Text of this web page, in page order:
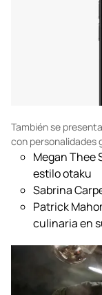
También se
con personalidades
Megan Thee
estilo otaku
Sabrina
Patrick
culinaria en